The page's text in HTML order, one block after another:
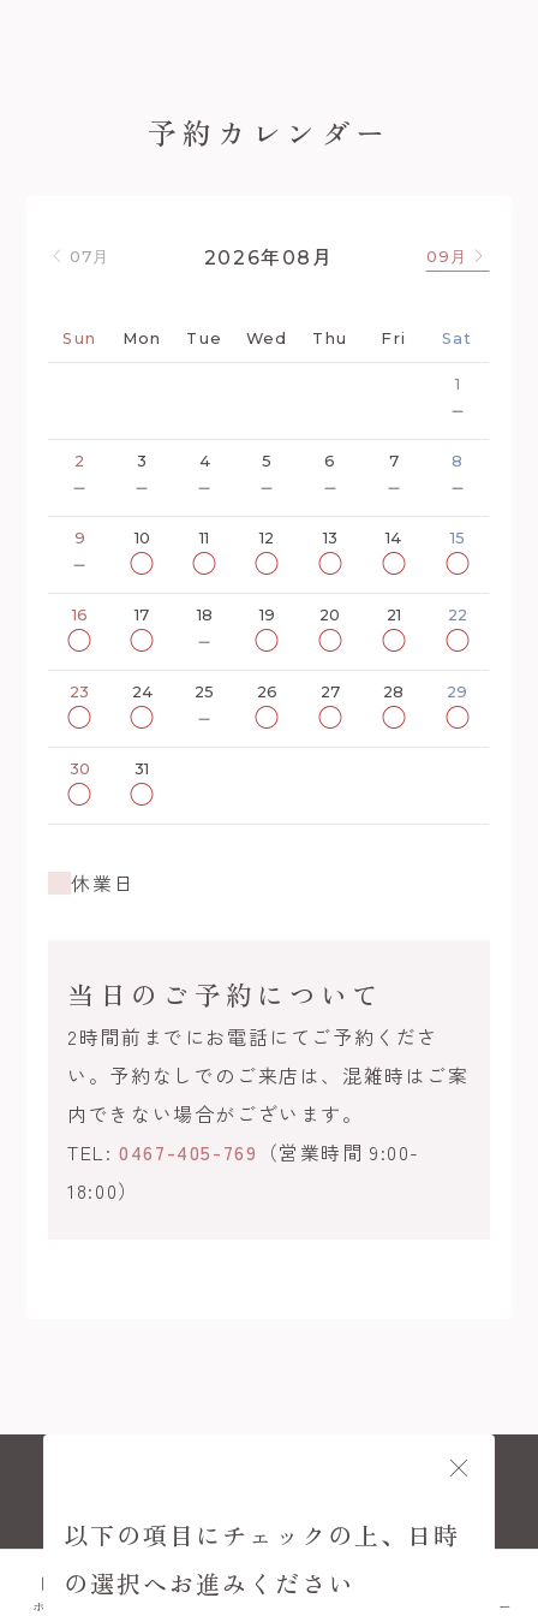
ホーム メニュー
予約カレンダー
2026年 08 月
07月 09月
Sun Mon Tue Wed Thu Fri Sat
1
－
2
－
3
－
4
－
5
－
6
－
7
－
8
－
9
－
10
◯
11
◯
12
◯
13
◯
14
◯
15
◯
16
◯
17
◯
18
－
19
◯
20
◯
21
◯
22
◯
23
◯
24
◯
25
－
26
◯
27
◯
28
◯
29
◯
30
◯
31
◯
休業日
当日のご予約について
2時間前までにお電話にてご予約くださ
い。予約なしでのご来店は、混雑時はご案
内できない場合がございます。
TEL:0467-405-769 （営業時間 9:00-
18:00）
以下の項目にチェックの上、日時
の選択へお進みください